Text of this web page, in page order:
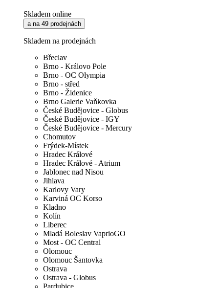
Skladem online
a na 49 prodejnách
Skladem na prodejnách
Břeclav
Brno - Královo Pole
Brno - OC Olympia
Brno - střed
Brno - Židenice
Brno Galerie Vaňkovka
České Budějovice - Globus
České Budějovice - IGY
České Budějovice - Mercury
Chomutov
Frýdek-Místek
Hradec Králové
Hradec Králové - Atrium
Jablonec nad Nisou
Jihlava
Karlovy Vary
Karviná OC Korso
Kladno
Kolín
Liberec
Mladá Boleslav VaprioGO
Most - OC Central
Olomouc
Olomouc Šantovka
Ostrava
Ostrava - Globus
Pardubice